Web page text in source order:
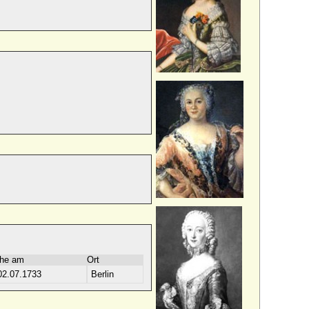
am
Ort
Berlin